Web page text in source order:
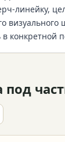
линейку,
визуального
конкретной